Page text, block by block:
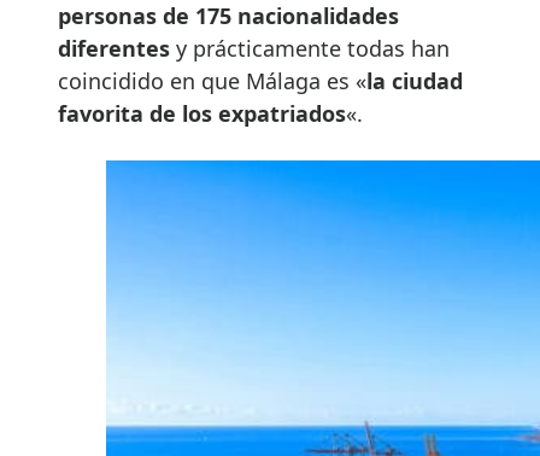
personas de 175 nacionalidades
diferentes y prácticamente todas han
coincidido en que Málaga es «la ciudad
favorita de los expatriados«.